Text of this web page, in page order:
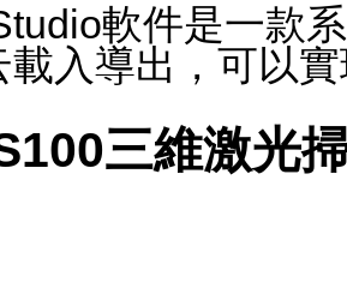
軟件是一款
載入導出，可以
三維激光